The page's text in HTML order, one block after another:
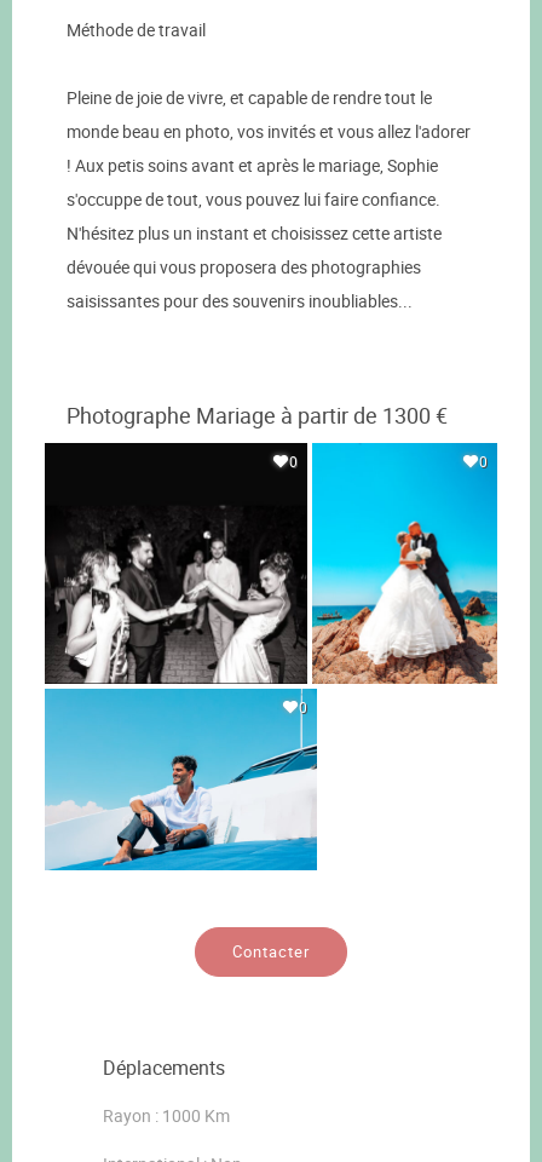
Méthode de travail
Pleine de joie de vivre, et capable de rendre tout le
monde beau en photo, vos invités et vous allez l'adorer
! Aux petis soins avant et après le mariage, Sophie
s'occuppe de tout, vous pouvez lui faire confiance.
N'hésitez plus un instant et choisissez cette artiste
dévouée qui vous proposera des photographies
saisissantes pour des souvenirs inoubliables...
Photographe Mariage à partir de 1300 €
0 0
0
Contacter
Déplacements
Rayon : 1000 Km